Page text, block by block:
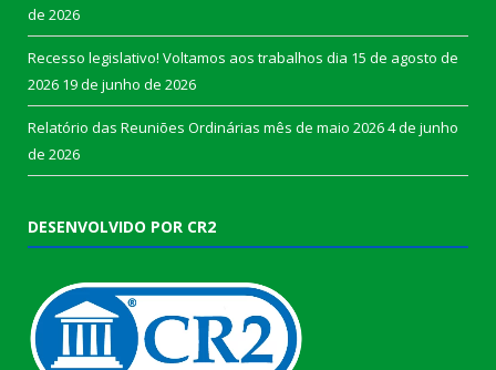
de 2026
Recesso legislativo! Voltamos aos trabalhos dia 15 de agosto de
2026 19 de junho de 2026
Relatório das Reuniões Ordinárias mês de maio 20264 de junho
de 2026
DESENVOLVIDO POR CR2